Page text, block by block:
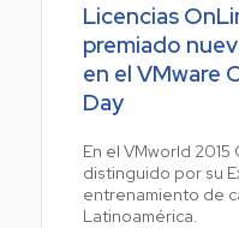
Licencias
premiado
en el
Day
En el VMworld
distinguido por su
entrenamiento de
Latinoamérica.